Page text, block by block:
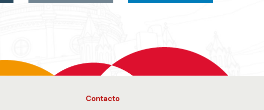
Contacto